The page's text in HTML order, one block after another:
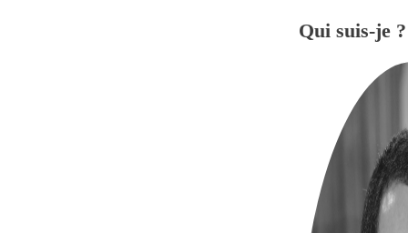
Qui suis-je ?